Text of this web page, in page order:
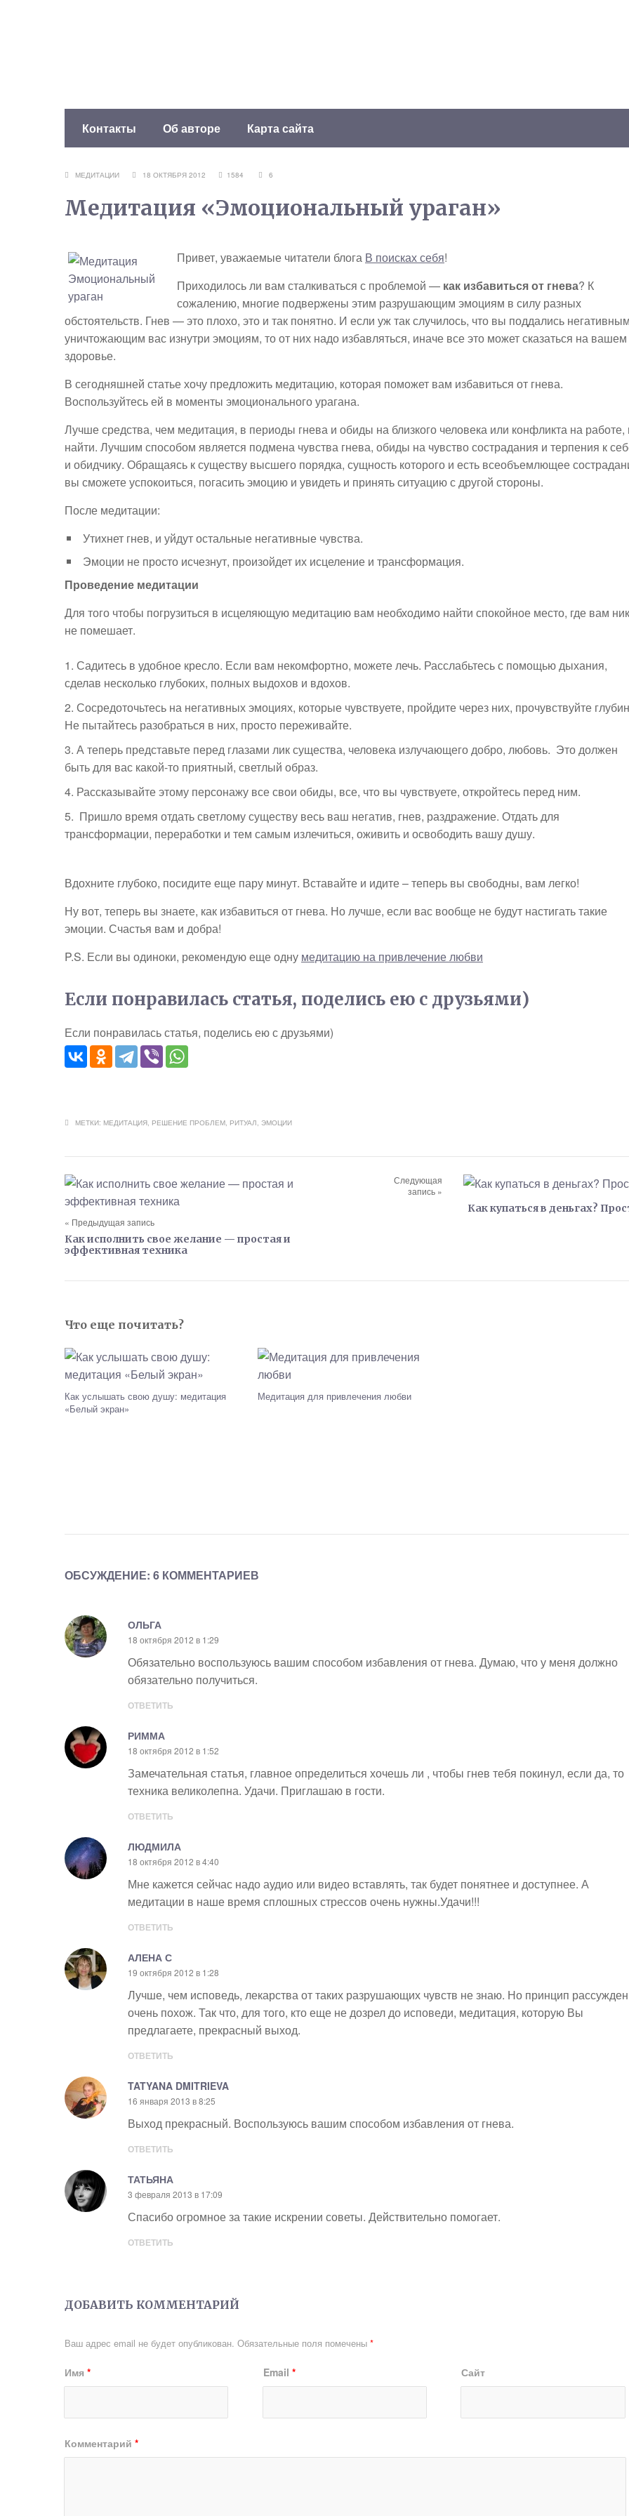
Контакты Об авторе Карта сайта
МЕДИТАЦИИ 18 ОКТЯБРЯ 2012 1584 6
Медитация «Эмоциональный ураган»
Привет, уважаемые читатели блога В поисках себя!
Приходилось ли вам сталкиваться с проблемой — как избавиться от гнева? К
сожалению, многие подвержены этим разрушающим эмоциям в силу разных
обстоятельств. Гнев — это плохо, это и так понятно. И если уж так случилось, что вы поддались
уничтожающим вас изнутри эмоциям, то от них надо избавляться, иначе все это может сказаться на вашем
здоровье.
В сегодняшней статье хочу предложить медитацию, которая поможет вам избавиться от гнева.
Воспользуйтесь ей в моменты эмоционального урагана.
Лучше средства, чем медитация, в периоды гнева и обиды на близкого человека или конфликта на работе,
найти. Лучшим способом является подмена чувства гнева, обиды на чувство сострадания и терпения к
и обидчику. Обращаясь к существу высшего порядка, сущность которого и есть всеобъемлющее
вы сможете успокоиться, погасить эмоцию и увидеть и принять ситуацию с другой стороны.
После медитации:
Утихнет гнев, и уйдут остальные негативные чувства.
Эмоции не просто исчезнут, произойдет их исцеление и трансформация.
Проведение медитации
Для того чтобы погрузиться в исцеляющую медитацию вам необходимо найти спокойное место, где вам
не помешает.
Садитесь в удобное кресло. Если вам некомфортно, можете лечь. Расслабьтесь с помощью дыхания,
сделав несколько глубоких, полных выдохов и вдохов.
Сосредоточьтесь на негативных эмоциях, которые чувствуете, пройдите через них, прочувствуйте
Не пытайтесь разобраться в них, просто переживайте.
А теперь представьте перед глазами лик существа, человека излучающего добро, любовь. Это должен
быть для вас какой-то приятный, светлый образ.
Рассказывайте этому персонажу все свои обиды, все, что вы чувствуете, откройтесь перед ним.
Пришло время отдать светлому существу весь ваш негатив, гнев, раздражение. Отдать для
трансформации, переработки и тем самым излечиться, оживить и освободить вашу душу.
Вдохните глубоко, посидите еще пару минут. Вставайте и идите – теперь вы свободны, вам легко!
Ну вот, теперь вы знаете, как избавиться от гнева. Но лучше, если вас вообще не будут настигать такие
эмоции. Счастья вам и добра!
P.S. Если вы одиноки, рекомендую еще одну медитацию на привлечение любви
Если понравилась статья, поделись ею с друзьями)
Если понравилась статья, поделись ею с друзьями)
МЕТКИ: МЕДИТАЦИЯ, РЕШЕНИЕ ПРОБЛЕМ, РИТУАЛ, ЭМОЦИИ
« Предыдущая запись
Как исполнить свое желание — простая и
эффективная техника
Следующая
запись »
Как купаться в деньгах?
Что еще почитать?
Как услышать свою душу: медитация
«Белый экран»
Медитация для привлечения любви
ОБСУЖДЕНИЕ: 6 КОММЕНТАРИЕВ
ОЛЬГА
18 октября 2012 в 1:29
Обязательно воспользуюсь вашим способом избавления от гнева. Думаю, что у меня должно
обязательно получиться.
ОТВЕТИТЬ
РИММА
18 октября 2012 в 1:52
Замечательная статья, главное определиться хочешь ли , чтобы гнев тебя покинул, если да, то
техника великолепна. Удачи. Приглашаю в гости.
ОТВЕТИТЬ
ЛЮДМИЛА
18 октября 2012 в 4:40
Мне кажется сейчас надо аудио или видео вставлять, так будет понятнее и доступнее. А
медитации в наше время сплошных стрессов очень нужны.Удачи!!!
ОТВЕТИТЬ
АЛЕНА С
19 октября 2012 в 1:28
Лучше, чем исповедь, лекарства от таких разрушающих чувств не знаю. Но принцип
очень похож. Так что, для того, кто еще не дозрел до исповеди, медитация, которую Вы
предлагаете, прекрасный выход.
ОТВЕТИТЬ
TATYANA DMITRIEVA
16 января 2013 в 8:25
Выход прекрасный. Воспользуюсь вашим способом избавления от гнева.
ОТВЕТИТЬ
ТАТЬЯНА
3 февраля 2013 в 17:09
Спасибо огромное за такие искрении советы. Действительно помогает.
ОТВЕТИТЬ
ДОБАВИТЬ КОММЕНТАРИЙ
Ваш адрес email не будет опубликован. Обязательные поля помечены *
Имя * Email * Сайт
Комментарий *